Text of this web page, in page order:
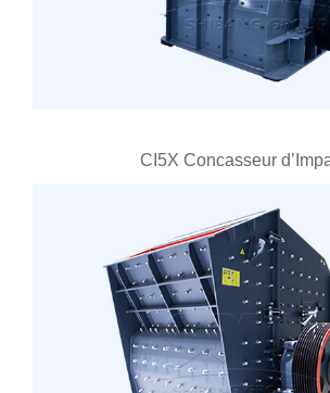
CI5X Concasseur